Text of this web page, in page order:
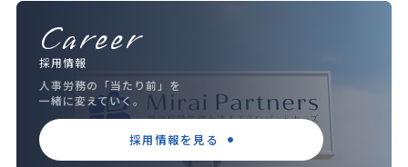
Career
採用情報
人事労務の「当たり前」を
一緒に変えていく。
採用情報を見る